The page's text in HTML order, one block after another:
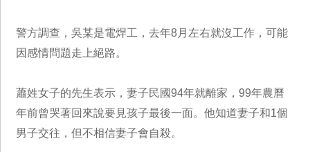
警方調查，吳某是電焊工，去年8月左右就沒工作，可能
因感情問題走上絕路。
蕭姓女子的先生表示，妻子民國94年就離家，99年農曆
年前曾哭著回來說要見孩子最後一面。他知道妻子和1個
男子交往，但不相信妻子會自殺。